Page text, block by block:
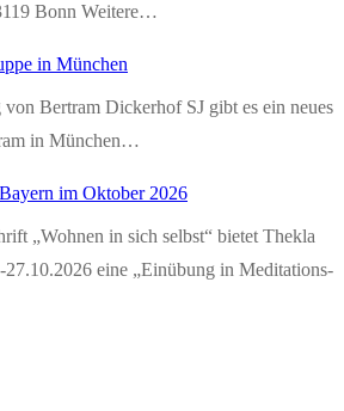
Bonn Weitere…
in München
Bertram Dickerhof SJ gibt es ein neues
in München…
im Oktober 2026
„Wohnen in sich selbst“ bietet Thekla
27.10.2026 eine „Einübung in Meditations-